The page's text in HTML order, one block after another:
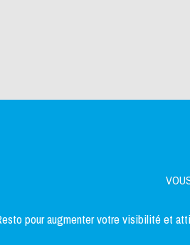
pour augmenter votre visibilité et